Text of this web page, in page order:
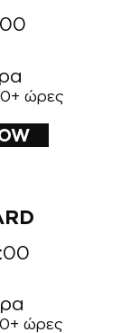
ώρες
ώρες